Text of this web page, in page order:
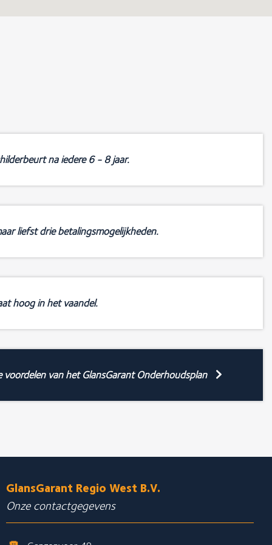
na iedere 6 - 8 jaar.
liefst drie betalingsmogelijkheden.
hoog in het vaandel.
voordelen van het GlansGarant Onderhoudsplan
GlansGarant Regio West B.V.
Onze contactgegevens